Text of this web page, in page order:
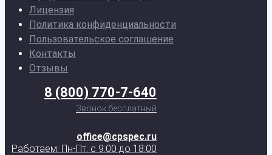
Лицензия
Политика конфиденциальности
Пользовательское соглашение
Контакты
Отзывы
8 (800) 770-7-640
Звонок бесплатный
office@cpspec.ru
Работаем: Пн-Пт: с 9:00 до 18:00